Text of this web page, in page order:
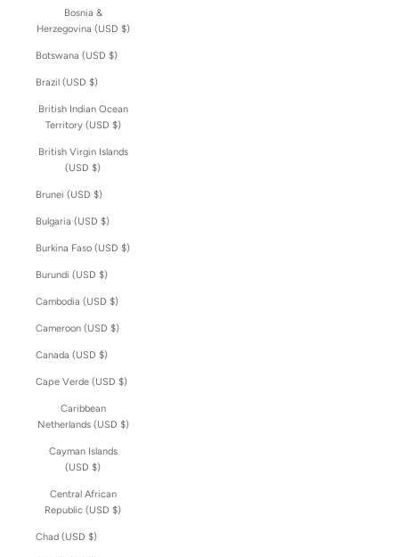
Bosnia &
Herzegovina (USD $)
Botswana (USD $)
Brazil (USD $)
British Indian Ocean
Territory (USD $)
British Virgin Islands
(USD $)
Brunei (USD $)
Bulgaria (USD $)
Burkina Faso (USD $)
Burundi (USD $)
Cambodia (USD $)
Cameroon (USD $)
Canada (USD $)
Cape Verde (USD $)
Caribbean
Netherlands (USD $)
Cayman Islands
(USD $)
Central African
Republic (USD $)
Chad (USD $)